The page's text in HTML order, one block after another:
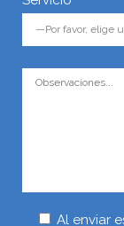
Al enviar